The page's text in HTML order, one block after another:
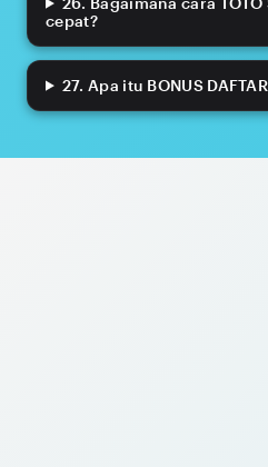
cepat?
27. Apa itu BONUS